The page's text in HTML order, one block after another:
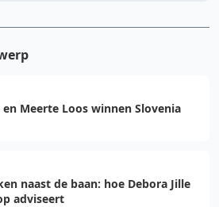
en Meerte Loos winnen Slovenia
naast de baan: hoe Debora Jille
adviseert